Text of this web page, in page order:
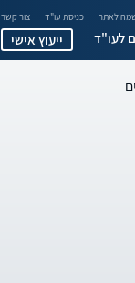
לאתר כניסת עו"ד צור קשר
לעו"ד ייעוץ אישי